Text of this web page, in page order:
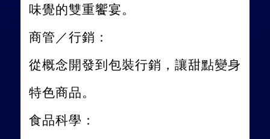
味覺的雙重饗宴。
商管／行銷：
從概念開發到包裝行銷，讓甜點變身
特色商品。
食品科學：